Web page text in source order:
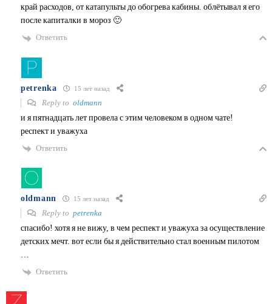
край расходов, от катапульты до обогрева кабины. облётывал я его
после капиталки в мороз 🙂
Ответить
petrenka 15 лет назад
Reply to oldmann
и я пятнадцать лет провела с этим человеком в одном чате!
респект и уважуха
Ответить
oldmann 15 лет назад
Reply to petrenka
спасибо! хотя я не вижу, в чем респект и уважуха за осуществление
детских мечт. вот если бы я действительно стал военным пилотом
…
Ответить